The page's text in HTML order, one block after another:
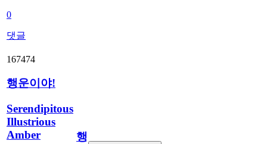
0
댓글
167474
행운이야!
Serendipitous
Illustrious
Amber
행